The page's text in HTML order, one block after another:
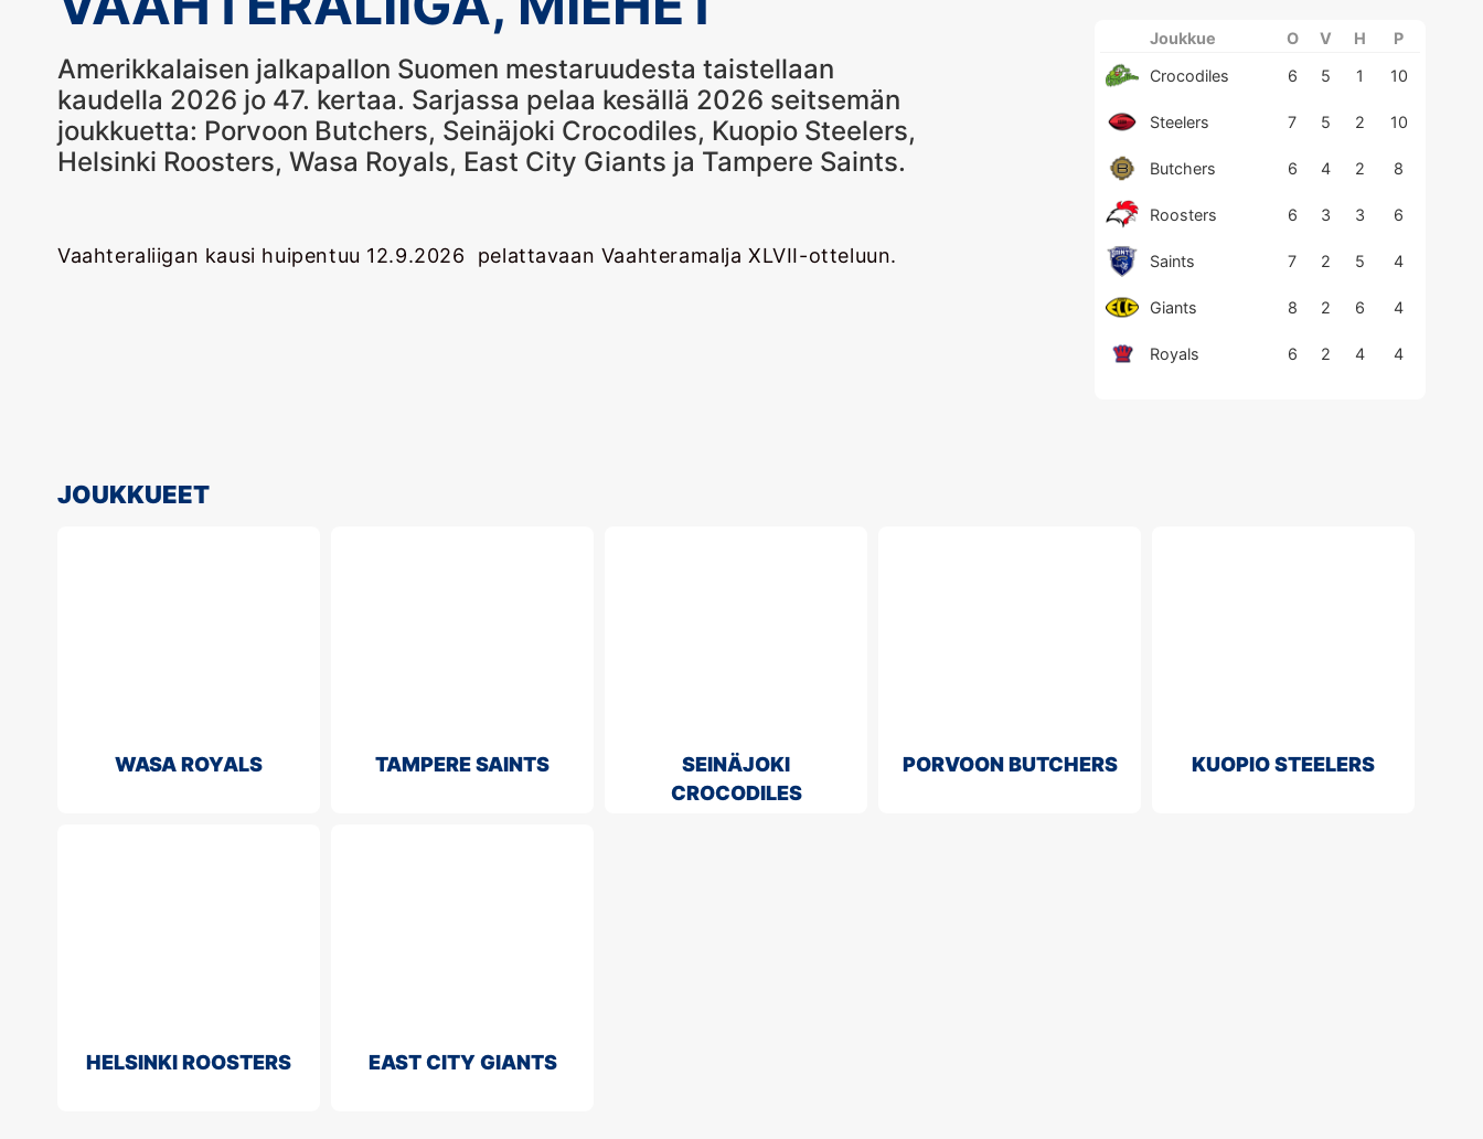
Amerikkalaisen jalkapallon Suomen mestaruudesta taistellaan
kaudella 2026 jo 47. kertaa. Sarjassa pelaa kesällä 2026 seitsemän
joukkuetta: Porvoon Butchers, Seinäjoki Crocodiles, Kuopio Steelers,
Helsinki Roosters, Wasa Royals, East City Giants ja Tampere Saints.
Vaahteraliigan kausi huipentuu 12.9.2026 pelattavaan Vaahteramalja XLVII-otteluun.
Joukkue O V H
P
Crocodiles
6 5 1 10
Steelers 7 5 2 10
Butchers 6 4 2 8
Roosters 6 3 3 6
Saints 7 2 5 4
Giants 8 2 6 4
Royals 6 2 4 4
JOUKKUEET
WASA ROYALS TAMPERE SAINTS
SEINÄJOKI
CROCODILES
PORVOON BUTCHERS KUOPIO STEELERS
HELSINKI ROOSTERS EAST CITY GIANTS